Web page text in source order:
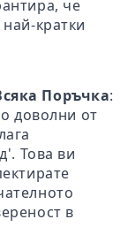
че
кратки
Поръчка:
доволни от
Това ви
в